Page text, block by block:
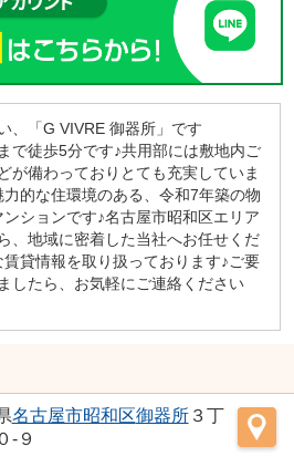
、「G VIVRE 御器所」です
で徒歩5分です♪共用部には敷地内ご
が備わっておりとても充実していま
的な住環境のある、令和7年築の物
ションです♪名古屋市昭和区エリア
、地域に密着した当社へお任せくだ
貸情報を取り扱っております♪ご要
したら、お気軽にご連絡ください
名古屋市昭和区御器所３丁
-９